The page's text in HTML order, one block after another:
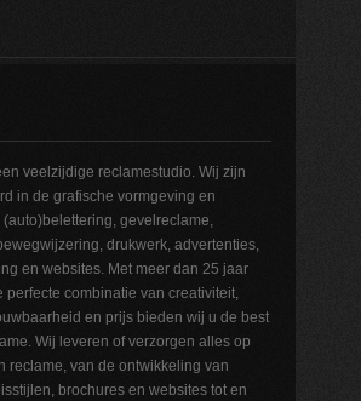
veelzijdige reclamestudio. Wij zijn
in de grafische vormgeving en
gevelreclame,
drukwerk, advertenties,
en websites. Met meer dan 25 jaar
perfecte combinatie van creativiteit,
en prijs bieden wij u de best
Wij leveren of verzorgen alles op
reclame, van de ontwikkeling van
brochures en websites tot en